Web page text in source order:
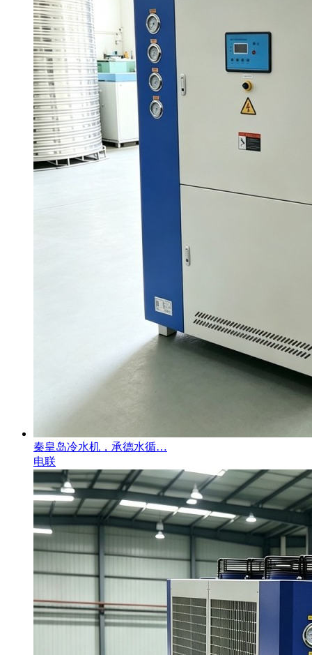
秦皇岛冷水机，承德水循…
电联